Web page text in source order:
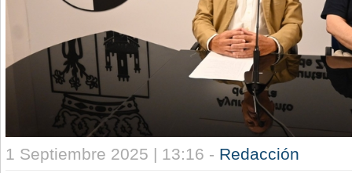
1 Septiembre 2025 | 13:16 - Redacción